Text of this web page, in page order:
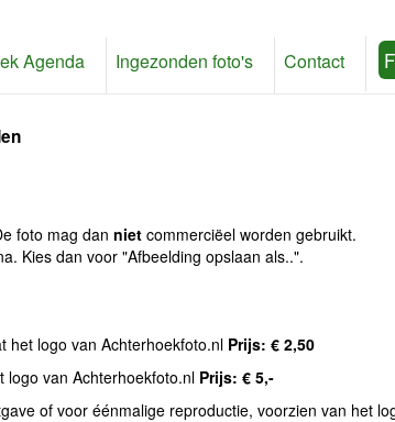
Agenda Ingezonden foto's Contact
foto mag dan niet commerciëel worden gebruikt.
Kies dan voor "Afbeelding opslaan als..".
het logo van Achterhoekfoto.nl Prijs: € 2,50
logo van Achterhoekfoto.nl Prijs: € 5,-
of voor éénmalige reproductie, voorzien van het